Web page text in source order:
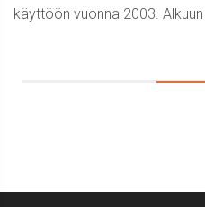
käyttöön vuonna 2003. Alkuun